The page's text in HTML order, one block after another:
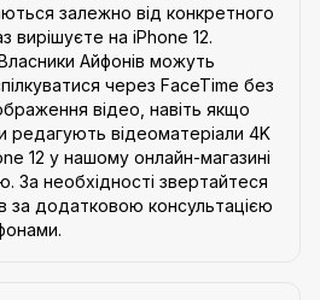
залежно від конкретного
вирішуєте на iPhone 12.
Айфонів можуть
через FaceTime без
відео, навіть якщо
редагують відеоматеріали 4K
12 у нашому онлайн-магазині
За необхідності звертайтеся
за додатковою консультацією